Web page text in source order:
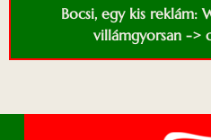
Bocsi, egy kis reklám:
villámgyorsan ->